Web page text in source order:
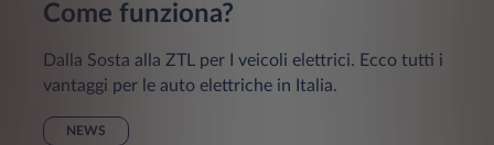
Come funziona?
Dalla Sosta alla ZTL per I veicoli elettrici. Ecco tutti i
vantaggi per le auto elettriche in Italia.
NEWS